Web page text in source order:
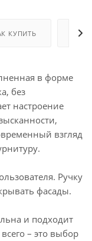
КУПИТЬ
в форме
без
настроение
взгляд
Ручку
фасады.
и подходит
– это выбор